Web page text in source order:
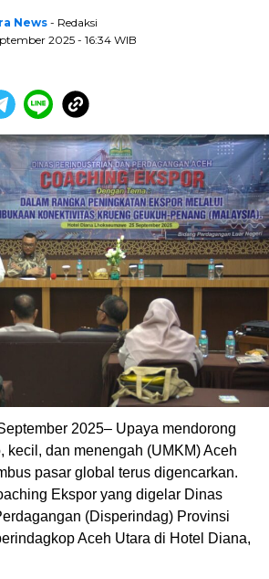
News- Redaksi
2025 - 16:34 WIB
2025– Upaya mendorong
kecil, dan menengah (UMKM) Aceh
pasar global terus digencarkan.
Ekspor yang digelar Dinas
(Disperindag) Provinsi
Aceh Utara di Hotel Diana,